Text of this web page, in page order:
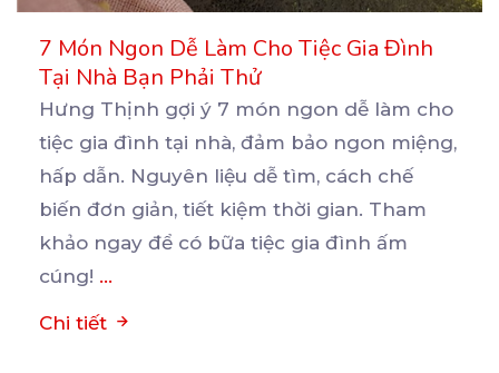
7 Món Ngon Dễ Làm Cho Tiệc Gia Đình
Tại Nhà Bạn Phải Thử
Hưng Thịnh gợi ý 7 món ngon dễ làm cho
tiệc gia đình tại nhà, đảm bảo ngon miệng,
hấp dẫn. Nguyên liệu dễ tìm, cách chế
biến đơn giản, tiết kiệm thời gian. Tham
khảo ngay để có bữa tiệc gia đình ấm
cúng! ...
Chi tiết